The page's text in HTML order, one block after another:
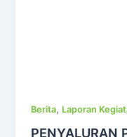
Berita, Laporan
PENYALURAN